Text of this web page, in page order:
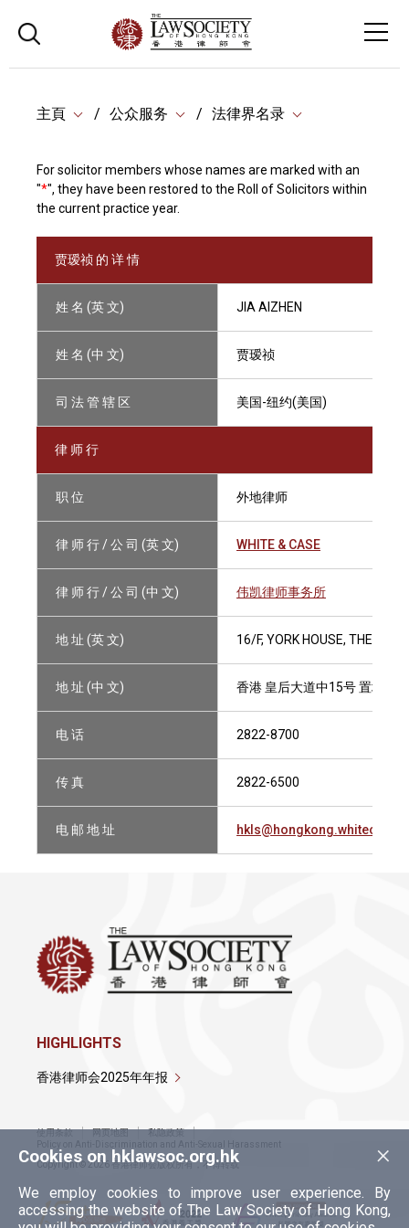
主頁 公众服务 法律界名录
For solicitor members whose names are marked with an
"*", they have been restored to the Roll of Solicitors within
the current practice year.
贾瑷祯 的 详 情
姓 名 (英 文) JIA AIZHEN
姓 名 (中 文) 贾瑷祯
司 法 管 辖 区 美国-纽约(美国)
律 师 行
职 位 外地律师
律 师 行 / 公 司 (英 文) WHITE & CASE
律 师 行 / 公 司 (中 文) 伟凯律师事务所
地 址 (英 文) 16/F, YORK HOUSE, THE
地 址 (中 文) 香港 皇后大道中15号 置地广
电 话 2822-8700
传 真 2822-6500
电 邮 地 址
×
Cookies on hklawsoc.org.hk
We employ cookies to improve user experience. By
accessing the website of The Law Society of Hong Kong,
HIGHLIGHTS
香港律师会2025年年报
使用条款 网页地图
私隐政策
Policy on Anti-Discrimination and Anti-Sexual Harassment
Copyright © 2026 香港律师会版权所有，不得转载